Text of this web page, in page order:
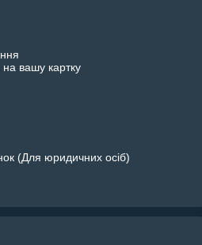
вашу картку
(Для юридичних осіб)